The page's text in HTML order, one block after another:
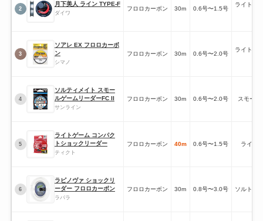
2
月下美人 ライン TYPE-F
ダイワ
フロロカーボン 30m 0.6号〜1.5号
ライトソ
3
ソアレ EX フロロカーボ
ン
シマノ
フロロカーボン 30m 0.6号〜2.0号
ライトソ
4
ソルティメイト スモー
ルゲームリーダーFC II
サンライン
フロロカーボン 30m 0.6号〜2.0号 スモール
5
ライトゲーム コンパク
トショックリーダー
ティクト
フロロカーボン 40m 0.6号〜1.5号 ライト
6
ラピノヴァ ショックリ
ーダー フロロカーボン
ラパラ
フロロカーボン 30m 0.8号〜3.0号 ソルトウ